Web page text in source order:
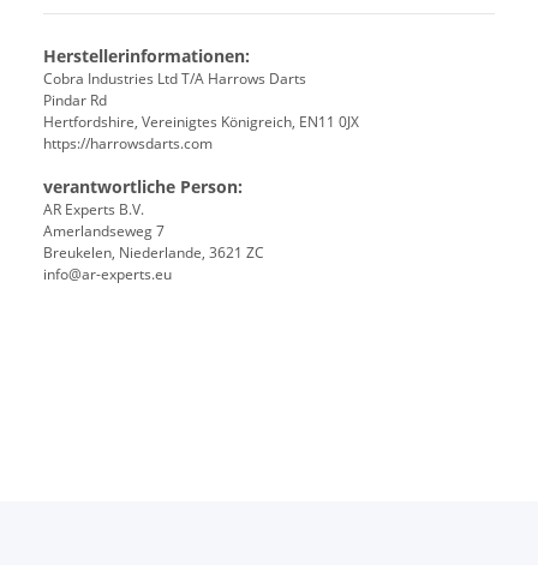
Herstellerinformationen:
Cobra Industries Ltd T/A Harrows Darts
Pindar Rd
Hertfordshire, Vereinigtes Königreich, EN11 0JX
https://harrowsdarts.com
verantwortliche Person:
AR Experts B.V.
Amerlandseweg 7
Breukelen, Niederlande, 3621 ZC
info@ar-experts.eu